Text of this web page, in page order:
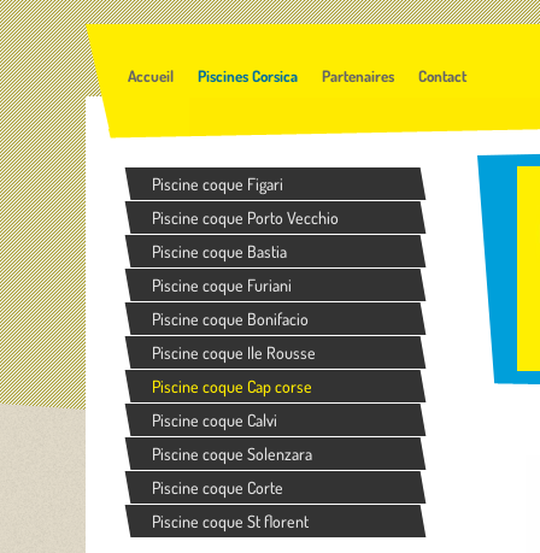
Accueil Piscines Corsica Partenaires Contact
Piscine coque Figari
Piscine coque Porto Vecchio
Piscine coque Bastia
Piscine coque Furiani
Piscine coque Bonifacio
Piscine coque Ile Rousse
Piscine coque Cap corse
Piscine coque Calvi
Piscine coque Solenzara
Piscine coque Corte
Piscine coque St florent